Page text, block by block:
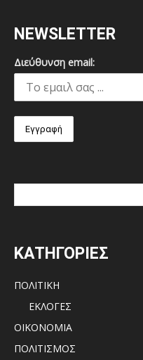
NEWSLETTER
Διεύθυνση email:
ΚΑΤΗΓΟΡΙΕΣ
ΠΟΛΙΤΙΚΗ
ΕΚΛΟΓΕΣ
ΟΙΚΟΝΟΜΙΑ
ΠΟΛΙΤΙΣΜΟΣ